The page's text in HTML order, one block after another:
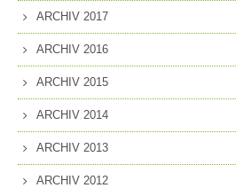
ARCHIV 2017
ARCHIV 2016
ARCHIV 2015
ARCHIV 2014
ARCHIV 2013
ARCHIV 2012